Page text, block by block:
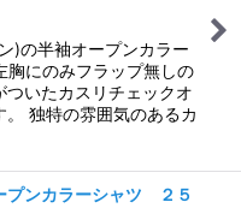
)の半袖オープンカラー
にのみフラップ無しの
いたカスリチェックオ
独特の雰囲気のあるカ
ンカラーシャツ ２５